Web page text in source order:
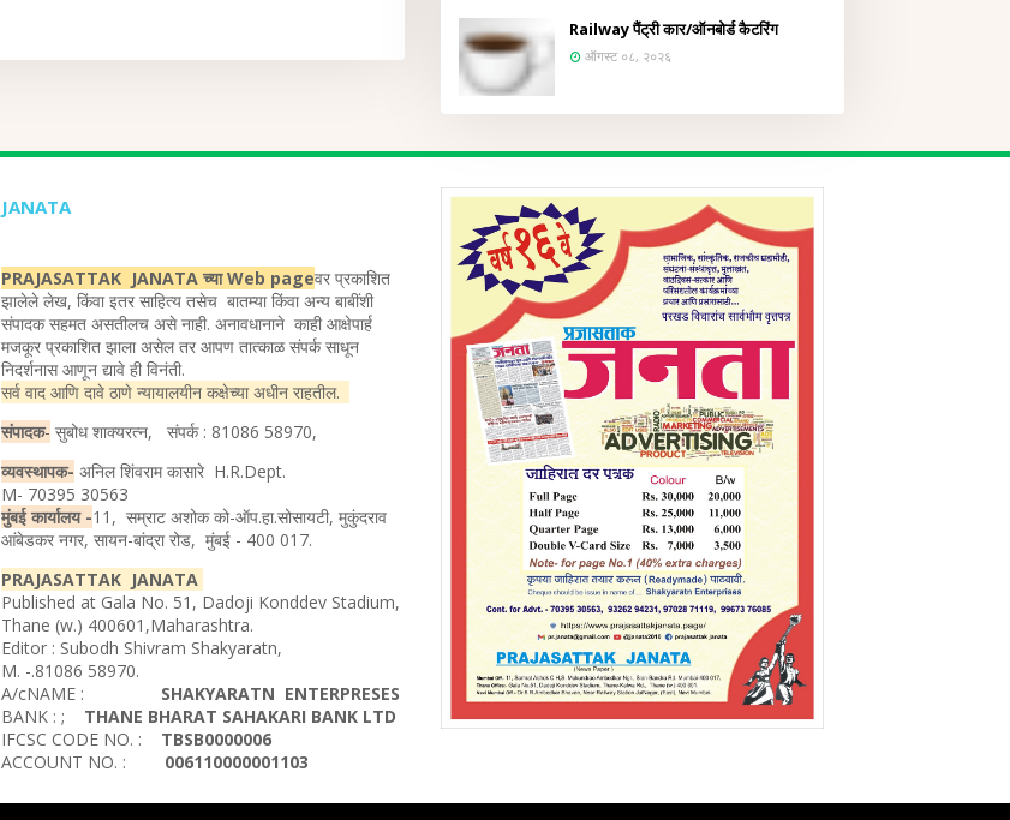
Railway पैंट्री कार/ऑनबोर्ड कैटरिंग
ऑगस्ट ०८, २०२६
JANATA
PRAJASATTAK JANATA च्या Web pageवर प्रकाशित
झालेले लेख, किंवा इतर साहित्य तसेच बातम्या किंवा अन्य बाबींशी
संपादक सहमत असतीलच असे नाही. अनावधानाने काही आक्षेपार्ह
मजकूर प्रकाशित झाला असेल तर आपण तात्काळ संपर्क साधून
निदर्शनास आणून द्यावे ही विनंती.
सर्व वाद आणि दावे ठाणे न्यायालयीन कक्षेच्या अधीन राहतील.
संपादक- सुबोध शाक्यरत्न, संपर्क : 81086 58970,
व्यवस्थापक- अनिल शिंवराम कासारे H.R.Dept.
M- 70395 30563
मुंबई कार्यालय -11, सम्राट अशोक को-ऑप.हा.सोसायटी, मुकुंदराव
आंबेडकर नगर, सायन-बांद्रा रोड, मुंबई - 400 017.
PRAJASATTAK JANATA
Published at Gala No. 51, Dadoji Konddev Stadium,
Thane (w.) 400601,Maharashtra.
Editor : Subodh Shivram Shakyaratn,
M. -.81086 58970.
A/cNAME : SHAKYARATN ENTERPRESES
BANK : ; THANE BHARAT SAHAKARI BANK LTD
IFCSC CODE NO. : TBSB0000006
ACCOUNT NO. : 006110000001103